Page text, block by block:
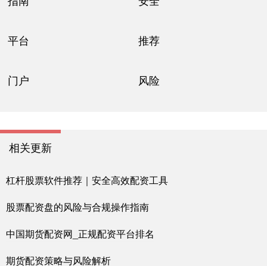
平台 推荐
门户 风险
相关更新
杠杆股票软件推荐｜安全高效配资工具
股票配资盘的风险与合规操作指南
中国期货配资网_正规配资平台排名
期货配资策略与风险解析